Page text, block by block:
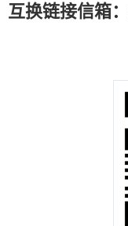
互换链接信箱：